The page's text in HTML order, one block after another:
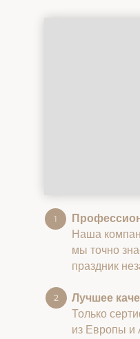
Наша
мы точно
праздник
Лучшее
Только
из Европы и